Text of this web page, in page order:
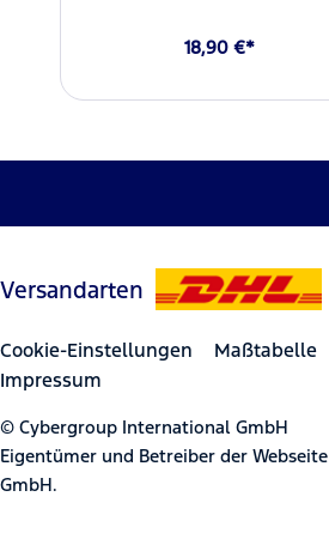
18,90 €*
Versandarten
Cookie-Einstellungen Maßtabelle
Impressum
© Cybergroup International GmbH
Eigentümer und Betreiber der
GmbH.